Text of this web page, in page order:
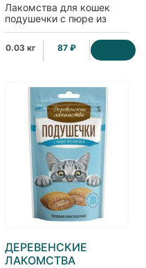
Лакомства для кошек
подушечки с пюре из
креветок
0.03 кг 87 ₽
ДЕРЕВЕНСКИЕ
ЛАКОМСТВА